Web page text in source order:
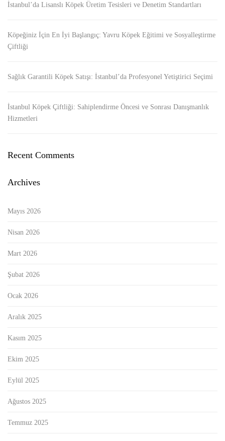
İstanbul’da Lisanslı Köpek Üretim Tesisleri ve Denetim Standartları
Köpeğiniz İçin En İyi Başlangıç: Yavru Köpek Eğitimi ve Sosyalleştirme
Çiftliği
Sağlık Garantili Köpek Satışı: İstanbul’da Profesyonel Yetiştirici Seçimi
İstanbul Köpek Çiftliği: Sahiplendirme Öncesi ve Sonrası Danışmanlık
Hizmetleri
Recent Comments
Archives
Mayıs 2026
Nisan 2026
Mart 2026
Şubat 2026
Ocak 2026
Aralık 2025
Kasım 2025
Ekim 2025
Eylül 2025
Ağustos 2025
Temmuz 2025